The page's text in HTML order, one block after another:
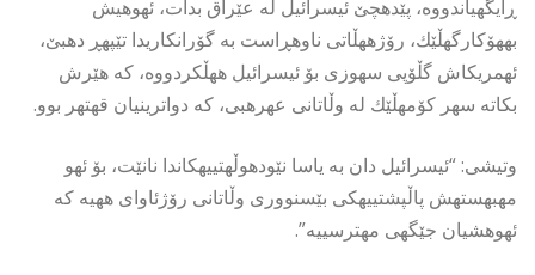
ڕایگهیاندووه، پێدهچێ ئیسرائیل له عێراق بدات، ئهوهیش
بههۆكارگهڵێك، رۆژههڵاتی ناوهڕاست به گۆرانكاریدا تێپهڕ دهبێ،
ئهمریكاش گڵۆپی سهوزی بۆ ئیسرائیل ههڵكردووه، كه هێرش
بكاته سهر كۆمهڵێك له وڵاتانی عهرهبی، كه دواترینیان قهتهر بوو.
وتیشی: “ئیسرائیل دان به یاسا نێودهوڵهتییهكاندا نانێت، بۆ ئهو
مهبهستهش پاڵپشتییهكی بێسنووری وڵاتانی رۆژئاوای ههیه كه
ئهوهشیان جێگهی مهترسییه”.